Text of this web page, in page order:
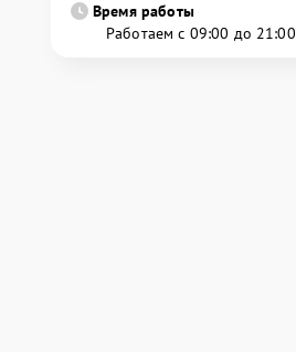
Время работы
Работаем с 09:00 до 21:00